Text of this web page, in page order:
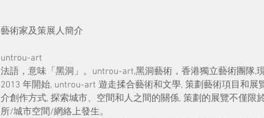
藝術家及策展人簡介
untrou-art
法語，意味「黑洞」。untrou-art,黑洞藝術，香港獨立藝術團隊,
2013 年開始, untrou-art 遊走揉合藝術和文學, 策劃藝術項目和展
介創作方式, 探索城市、空間和人之間的關係, 策劃的展覽不僅限
所/城市空間/網絡上發生。